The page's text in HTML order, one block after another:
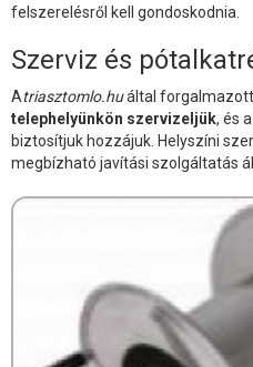
felszerelésről kell gondoskodnia.
Szerviz és
Atriasztomlo.huáltal
telephelyünkön szervizeljük, és
biztosítjuk hozzájuk. Helyszíni
megbízható javítási szolgáltatás